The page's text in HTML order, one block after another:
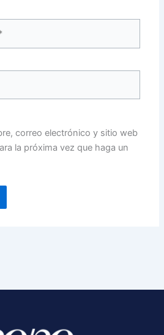
correo electrónico y sitio web
la próxima vez que haga un